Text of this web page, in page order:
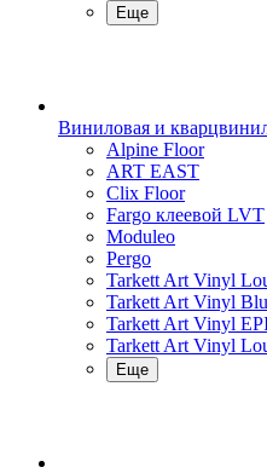
Еще
Виниловая и
Alpine Floor
ART EAST
Clix Floor
Fargo клеевой LVT
Moduleo
Pergo
Tarkett Art Vinyl
Tarkett Art Vinyl
Tarkett Art Vinyl
Tarkett Art Vinyl
Еще